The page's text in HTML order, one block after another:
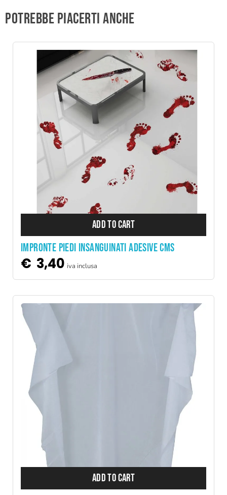
Potrebbe piacerti anche
ADD TO CART
IMPRONTE PIEDI INSANGUINATI ADESIVE CMS
€ 3,40 iva inclusa
ADD TO CART